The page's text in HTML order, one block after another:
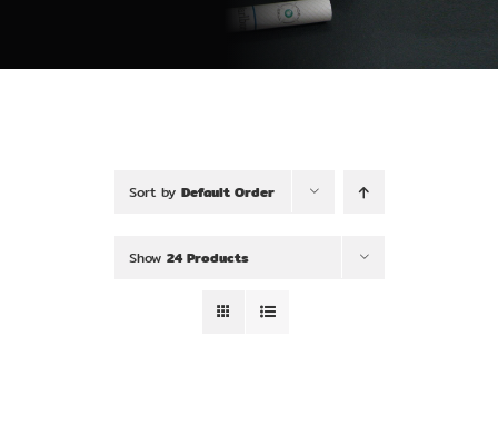
Sort by Default Order
Show 24 Products